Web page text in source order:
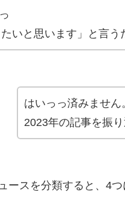
たいと思います」と言う
はいっっ済みません
2023年の記事を振
ースを分類すると、4つ